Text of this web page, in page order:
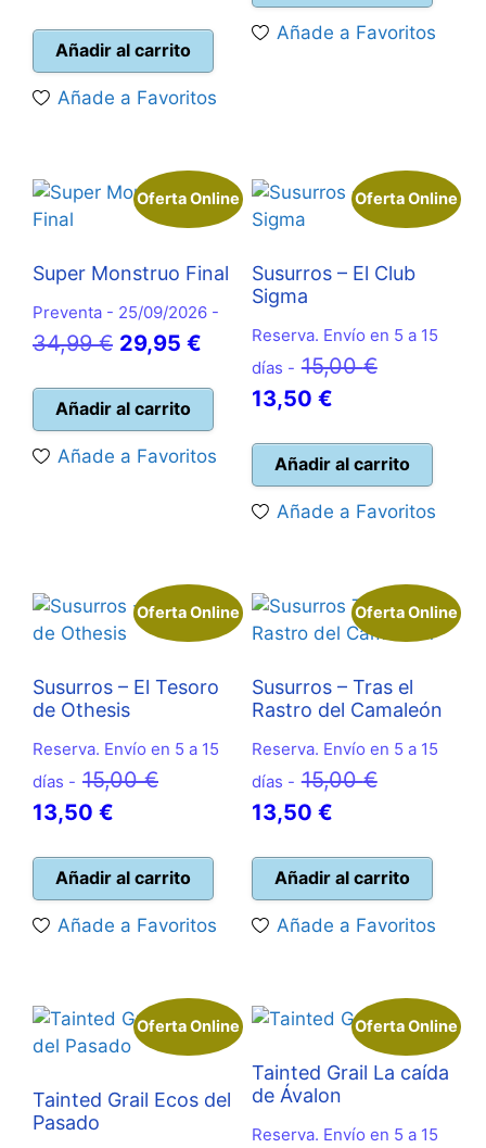
era:
23,95 €.
actual
es:
22,50 €.
Añadir al carrito
Añade a Favoritos
era:
12,99 €.
es:
12,95
Añade a Favoritos
Oferta Online
Super Monstruo Final
Preventa - 25/09/2026 -
34,99€ El
original
era:
34,99 €.
29,95 €
precio
actual
es:
29,95 €.
Añadir al carrito
Añade a Favoritos
Oferta Online
Susurros – El Club
Sigma
Reserva. Envío en 5 a 15
días - 15,00€El
era:
15,00 €.
13,50 €El
actual
es:
13,50 €.
Añadir al carrito
Añade a Favoritos
Oferta Online
Susurros – El Tesoro
de Othesis
Reserva. Envío en 5 a 15
días - 15,00€El
era:
15,00 €.
13,50 €
actual
es:
13,50 €.
Añadir al carrito
Añade a Favoritos
Oferta Online
Susurros – Tras el
Rastro del Camaleón
Reserva. Envío en 5 a 15
días - 15,00€El
era:
15,00 €.
13,50 €El
actual
es:
13,50 €.
Añadir al carrito
Añade a Favoritos
Oferta Online
Tainted Grail Ecos del
Pasado
Oferta Online
Tainted Grail La caída
de Ávalon
Reserva. Envío en 5 a 15